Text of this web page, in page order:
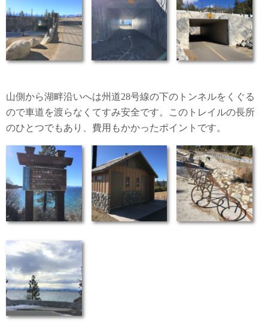
山側から湖畔沿いへは州道28号線の下のトンネルをくぐる
ので車道を渡らなくてすみ安全です。このトレイルの長所
のひとつでもあり、費用もかかったポイントです。